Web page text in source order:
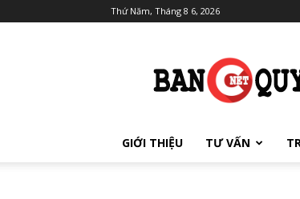
Thứ Năm, Tháng 8 6, 2026
QUYỀN
GIỚI THIỆU TƯ VẤN